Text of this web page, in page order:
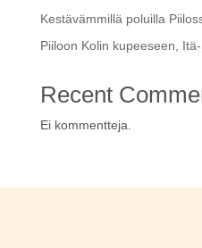
Kestävämmillä poluilla
Piiloon Kolin kupeeseen,
Recent
Ei kommentteja.